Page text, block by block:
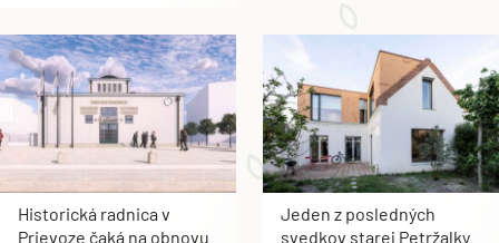
Historická radnica v
Prievoze čaká na obnovu.
Jeden z posledných
svedkov starej Petržalky.